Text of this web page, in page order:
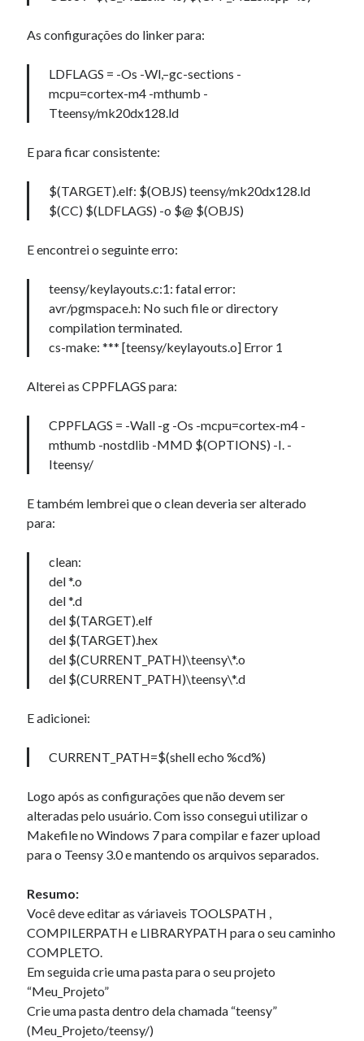
As configurações do linker para:
LDFLAGS = -Os -Wl,–gc-sections -
mcpu=cortex-m4 -mthumb -
Tteensy/mk20dx128.ld
E para ficar consistente:
$(TARGET).elf: $(OBJS) teensy/mk20dx128.ld
$(CC) $(LDFLAGS) -o $@ $(OBJS)
E encontrei o seguinte erro:
teensy/keylayouts.c:1: fatal error:
avr/pgmspace.h: No such file or directory
compilation terminated.
cs-make: *** [teensy/keylayouts.o] Error 1
Alterei as CPPFLAGS para:
CPPFLAGS = -Wall -g -Os -mcpu=cortex-m4 -
mthumb -nostdlib -MMD $(OPTIONS) -I. -
Iteensy/
E também lembrei que o clean deveria ser alterado
para:
clean:
del *.o
del *.d
del $(TARGET).elf
del $(TARGET).hex
del $(CURRENT_PATH)\teensy\*.o
del $(CURRENT_PATH)\teensy\*.d
E adicionei:
CURRENT_PATH=$(shell echo %cd%)
Logo após as configurações que não devem ser
alteradas pelo usuário. Com isso consegui utilizar o
Makefile no Windows 7 para compilar e fazer upload
para o Teensy 3.0 e mantendo os arquivos separados.
Resumo:
Você deve editar as váriaveis TOOLSPATH ,
COMPILERPATH e LIBRARYPATH para o seu caminho
COMPLETO.
Em seguida crie uma pasta para o seu projeto
“Meu_Projeto”
Crie uma pasta dentro dela chamada “teensy”
(Meu_Projeto/teensy/)